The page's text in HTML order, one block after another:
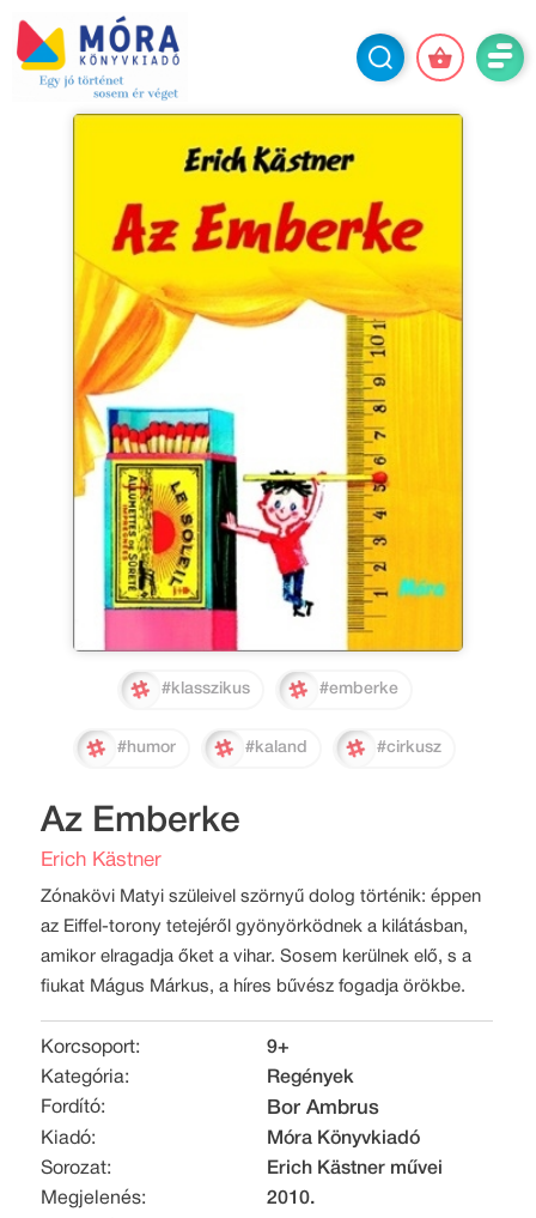
#klasszikus #emberke
#humor #kaland #cirkusz
Az Emberke
Erich Kästner
Zónakövi Matyi szüleivel szörnyű dolog történik: éppen
az Eiffel-torony tetejéről gyönyörködnek a kilátásban,
amikor elragadja őket a vihar. Sosem kerülnek elő, s a
fiukat Mágus Márkus, a híres bűvész fogadja örökbe.
Korcsoport:
9+
Kategória:
Regények
Fordító:
Bor Ambrus
Kiadó:
Móra Könyvkiadó
Sorozat:
Erich Kästner művei
Megjelenés:
2010.